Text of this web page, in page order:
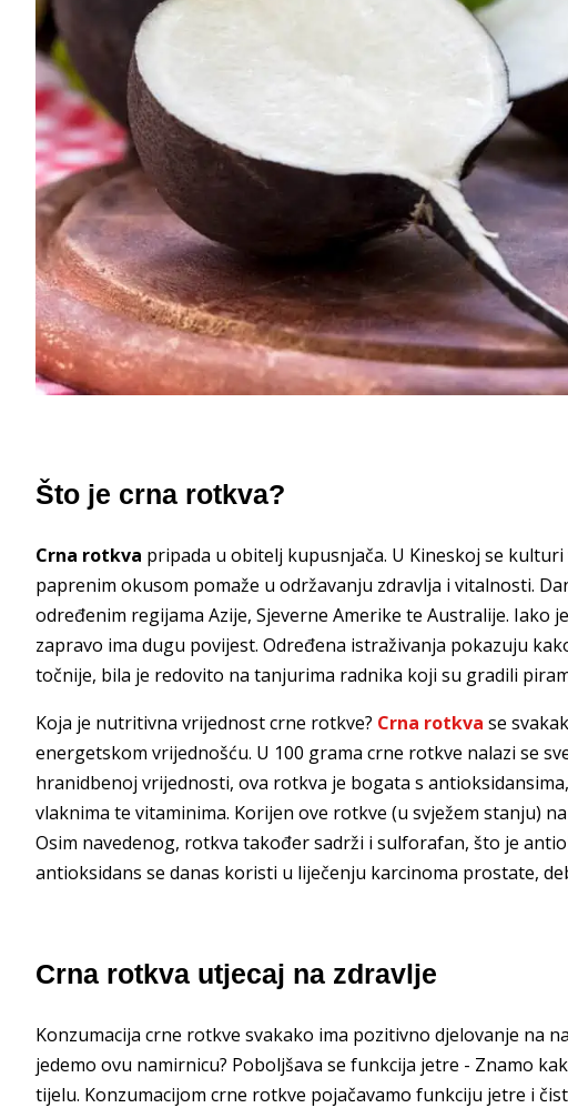
Što je crna rotkva?
Crna rotkva pripada u obitelj kupusnjača. U Kineskoj se
paprenim okusom pomaže u održavanju zdravlja i vitalnosti.
određenim regijama Azije, Sjeverne Amerike te Australije. Iako
zapravo ima dugu povijest. Određena istraživanja pokazuju
točnije, bila je redovito na tanjurima radnika koji su gradili
Koja je nutritivna vrijednost crne rotkve? Crna rotkva se
energetskom vrijednošću. U 100 grama crne rotkve nalazi se
hranidbenoj vrijednosti, ova rotkva je bogata s
vlaknima te vitaminima. Korijen ove rotkve (u svježem stanju)
Osim navedenog, rotkva također sadrži i sulforafan, što je
antioksidans se danas koristi u liječenju karcinoma prostate,
Crna rotkva utjecaj na zdravlje
Konzumacija crne rotkve svakako ima pozitivno djelovanje na
jedemo ovu namirnicu? Poboljšava se funkcija jetre - Znamo
tijelu. Konzumacijom crne rotkve pojačavamo funkciju jetre i